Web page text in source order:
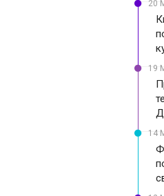
20
19
14